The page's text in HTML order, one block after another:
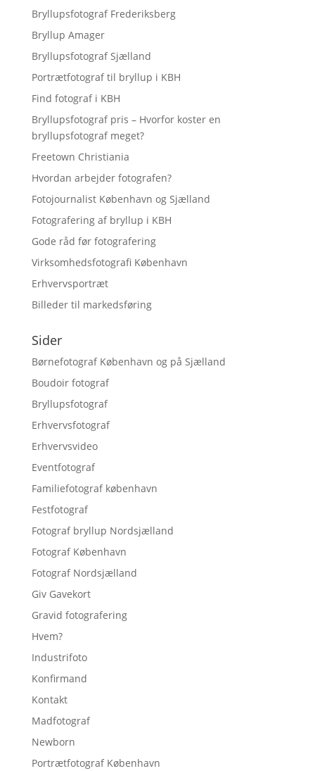
Bryllupsfotograf Frederiksberg
Bryllup Amager
Bryllupsfotograf Sjælland
Portrætfotograf til bryllup i KBH
Find fotograf i KBH
Bryllupsfotograf pris – Hvorfor koster en
bryllupsfotograf meget?
Freetown Christiania
Hvordan arbejder fotografen?
Fotojournalist København og Sjælland
Fotografering af bryllup i KBH
Gode råd før fotografering
Virksomhedsfotografi København
Erhvervsportræt
Billeder til markedsføring
Sider
Børnefotograf København og på Sjælland
Boudoir fotograf
Bryllupsfotograf
Erhvervsfotograf
Erhvervsvideo
Eventfotograf
Familiefotograf københavn
Festfotograf
Fotograf bryllup Nordsjælland
Fotograf København
Fotograf Nordsjælland
Giv Gavekort
Gravid fotografering
Hvem?
Industrifoto
Konfirmand
Kontakt
Madfotograf
Newborn
Portrætfotograf København